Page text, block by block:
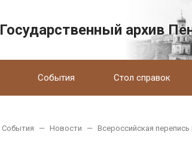
Государственный архив
События Стол справок
События — Новости — Всероссийская перепись